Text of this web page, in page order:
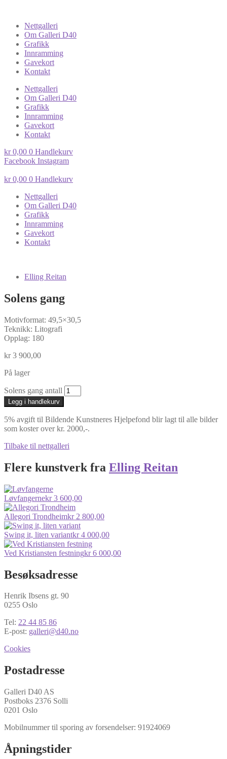
Nettgalleri
Om Galleri D40
Grafikk
Innramming
Gavekort
Kontakt
Nettgalleri
Om Galleri D40
Grafikk
Innramming
Gavekort
Kontakt
kr0,00 0 Handlekurv
Facebook Instagram
kr0,00 0 Handlekurv
Nettgalleri
Om Galleri D40
Grafikk
Innramming
Gavekort
Kontakt
Elling Reitan
Solens gang
Motivformat: 49,5×30,5
Teknikk: Litografi
Opplag: 180
kr3 900,00
På lager
Solens gang antall
Legg i handlekurv
5% avgift til Bildende Kunstneres Hjelpefond blir lagt til alle bilder
som koster over kr. 2000,-.
Tilbake til nettgalleri
Flere kunstverk fra Elling Reitan
Løvfangernekr3 600,00
Allegori Trondheimkr2 800,00
Swing it, liten variantkr4 000,00
Ved Kristiansten festningkr6 000,00
Besøksadresse
Henrik Ibsens gt. 90
0255 Oslo
Tel: 22 44 85 86
E-post: galleri@d40.no
Cookies
Postadresse
Galleri D40 AS
Postboks 2376 Solli
0201 Oslo
Mobilnummer til sporing av forsendelser: 91924069
Åpningstider